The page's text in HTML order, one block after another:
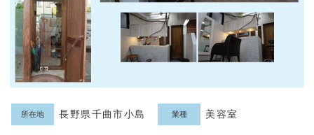
所在地 長野県千曲市小島 業種 美容室